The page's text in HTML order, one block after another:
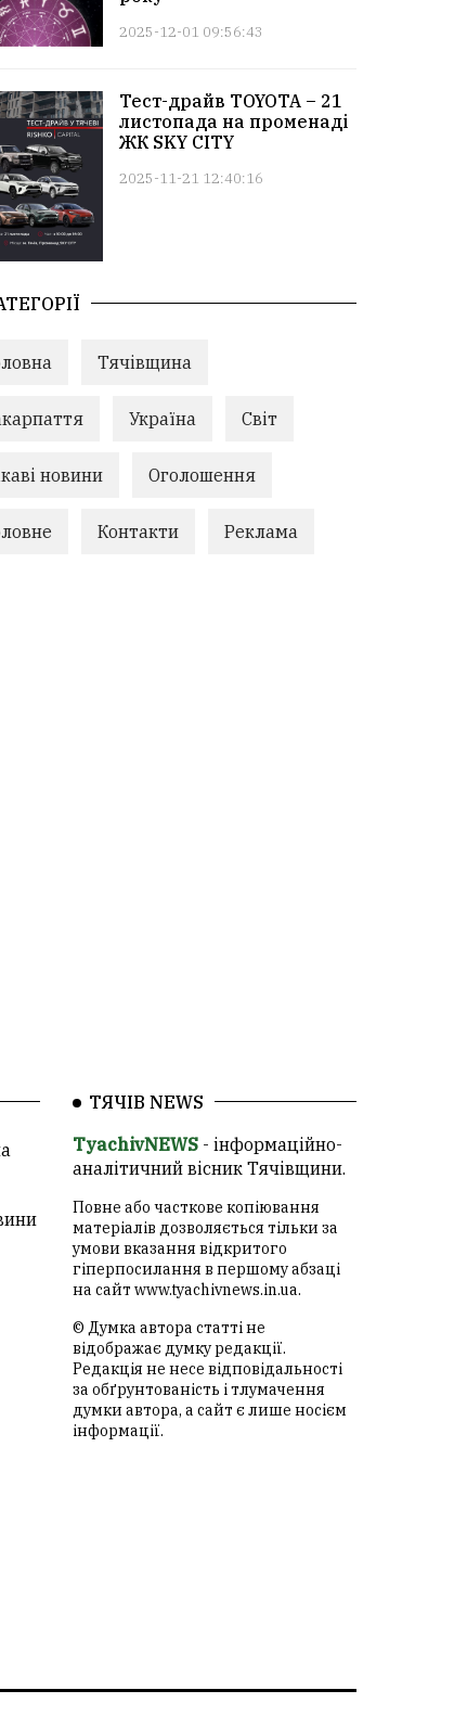
2025-12-01 09:56:43
Тест-драйв TOYOTA – 21
листопада на променаді
ЖК SKY CITY
2025-11-21 12:40:16
Тячівщина
Україна Світ
новини Оголошення
Контакти Реклама
ТЯЧІВ NEWS
TyachivNEWS- інформаційно-
аналітичний вісник Тячівщини.
Повне або часткове копіювання
матеріалів дозволяється тільки за
умови вказання відкритого
гіперпосилання в першому абзаці
на сайт www.tyachivnews.in.ua.
© Думка автора статті не
відображає думку редакції.
Редакція не несе відповідальності
за обґрунтованість і тлумачення
думки автора, а сайт є лише носієм
інформації.